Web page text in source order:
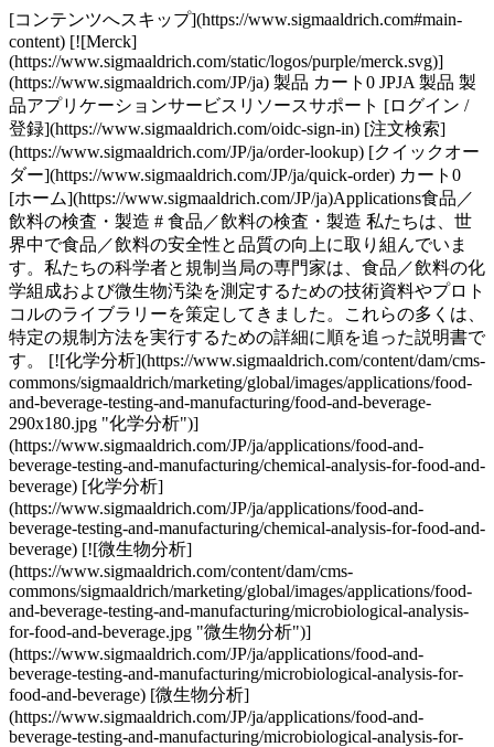
[コンテンツへスキップ](https://www.sigmaaldrich.com#main-
content) [![Merck]
(https://www.sigmaaldrich.com/static/logos/purple/merck.svg)]
(https://www.sigmaaldrich.com/JP/ja) 製品 カート0 JPJA 製品 製
品アプリケーションサービスリソースサポート [ログイン /
登録](https://www.sigmaaldrich.com/oidc-sign-in) [注文検索]
(https://www.sigmaaldrich.com/JP/ja/order-lookup) [クイックオー
ダー](https://www.sigmaaldrich.com/JP/ja/quick-order) カート0
[ホーム](https://www.sigmaaldrich.com/JP/ja)Applications食品／
飲料の検査・製造 # 食品／飲料の検査・製造 私たちは、世
界中で食品／飲料の安全性と品質の向上に取り組んでいま
す。私たちの科学者と規制当局の専門家は、食品／飲料の化
学組成および微生物汚染を測定するための技術資料やプロト
コルのライブラリーを策定してきました。これらの多くは、
特定の規制方法を実行するための詳細に順を追った説明書で
す。 [![化学分析](https://www.sigmaaldrich.com/content/dam/cms-
commons/sigmaaldrich/marketing/global/images/applications/food-
and-beverage-testing-and-manufacturing/food-and-beverage-
290x180.jpg "化学分析")]
(https://www.sigmaaldrich.com/JP/ja/applications/food-and-
beverage-testing-and-manufacturing/chemical-analysis-for-food-and-
beverage) [化学分析]
(https://www.sigmaaldrich.com/JP/ja/applications/food-and-
beverage-testing-and-manufacturing/chemical-analysis-for-food-and-
beverage) [![微生物分析]
(https://www.sigmaaldrich.com/content/dam/cms-
commons/sigmaaldrich/marketing/global/images/applications/food-
and-beverage-testing-and-manufacturing/microbiological-analysis-
for-food-and-beverage.jpg "微生物分析")]
(https://www.sigmaaldrich.com/JP/ja/applications/food-and-
beverage-testing-and-manufacturing/microbiological-analysis-for-
food-and-beverage) [微生物分析]
(https://www.sigmaaldrich.com/JP/ja/applications/food-and-
beverage-testing-and-manufacturing/microbiological-analysis-for-